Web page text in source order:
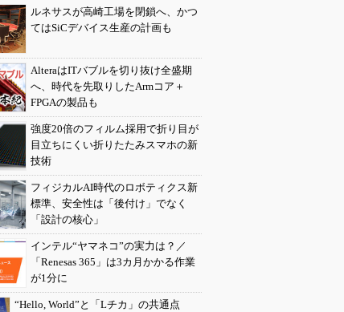
ルネサスが高崎工場を閉鎖へ、かつ
てはSiCデバイス生産の計画も
AlteraはITバブルを切り抜け全盛期
へ、時代を先取りしたArmコア＋
FPGAの製品も
強度20倍のフィルム採用で折り目が
目立ちにくい折りたたみスマホの新
技術
フィジカルAI時代のロボティクス新
標準、安全性は「後付け」でなく
「設計の核心」
インテル“ヤマネコ”の実力は？／
「Renesas 365」は3カ月かかる作業
が1分に
“Hello, World”と「Lチカ」の共通点